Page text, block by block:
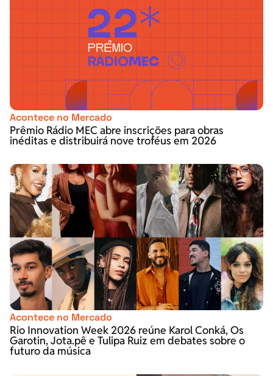
Acontece no Mercado
Prêmio Rádio MEC abre inscrições para obras
inéditas e distribuirá nove troféus em 2026
Acontece no Mercado
Rio Innovation Week 2026 reúne Karol Conká, Os
Garotin, Jota.pê e Tulipa Ruiz em debates sobre o
futuro da música